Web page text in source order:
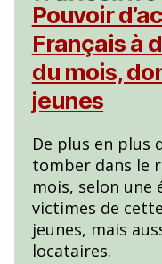
Pouvoir
Français à
du mois,
jeunes
De plus en plus
tomber dans le
mois, selon une
victimes de
jeunes, mais
locataires.